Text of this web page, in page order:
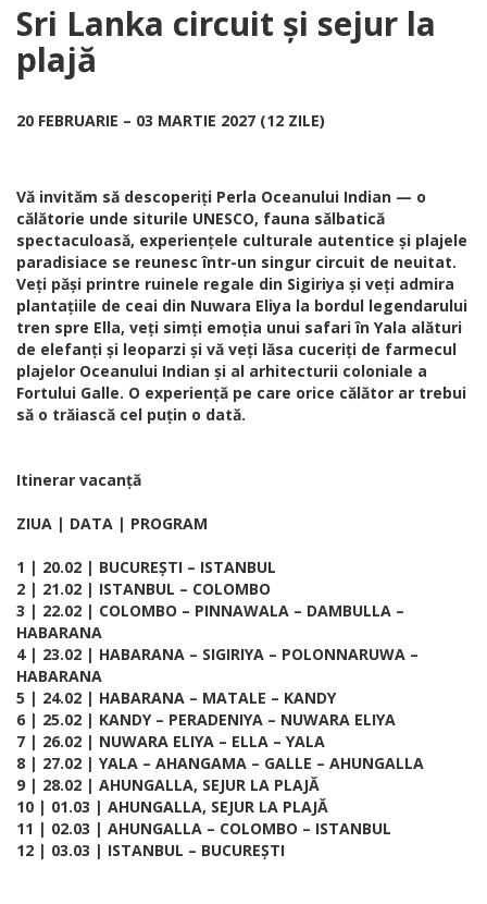
Sri Lanka circuit și sejur la
plajă
20 FEBRUARIE – 03 MARTIE 2027 (12 ZILE)
Vă invităm să descoperiți Perla Oceanului Indian — o
călătorie unde siturile UNESCO, fauna sălbatică
spectaculoasă, experiențele culturale autentice și plajele
paradisiace se reunesc într-un singur circuit de neuitat.
Veți păși printre ruinele regale din Sigiriya și veți admira
plantațiile de ceai din Nuwara Eliya la bordul legendarului
tren spre Ella, veți simți emoția unui safari în Yala alături
de elefanți și leoparzi și vă veți lăsa cuceriți de farmecul
plajelor Oceanului Indian și al arhitecturii coloniale a
Fortului Galle. O experiență pe care orice călător ar trebui
să o trăiască cel puțin o dată.
Itinerar vacanță
ZIUA | DATA | PROGRAM
1 | 20.02 | BUCUREȘTI – ISTANBUL
2 | 21.02 | ISTANBUL – COLOMBO
3 | 22.02 | COLOMBO – PINNAWALA – DAMBULLA –
HABARANA
4 | 23.02 | HABARANA – SIGIRIYA – POLONNARUWA –
HABARANA
5 | 24.02 | HABARANA – MATALE – KANDY
6 | 25.02 | KANDY – PERADENIYA – NUWARA ELIYA
7 | 26.02 | NUWARA ELIYA – ELLA – YALA
8 | 27.02 | YALA – AHANGAMA – GALLE – AHUNGALLA
9 | 28.02 | AHUNGALLA, SEJUR LA PLAJĂ
10 | 01.03 | AHUNGALLA, SEJUR LA PLAJĂ
11 | 02.03 | AHUNGALLA – COLOMBO – ISTANBUL
12 | 03.03 | ISTANBUL – BUCUREȘTI